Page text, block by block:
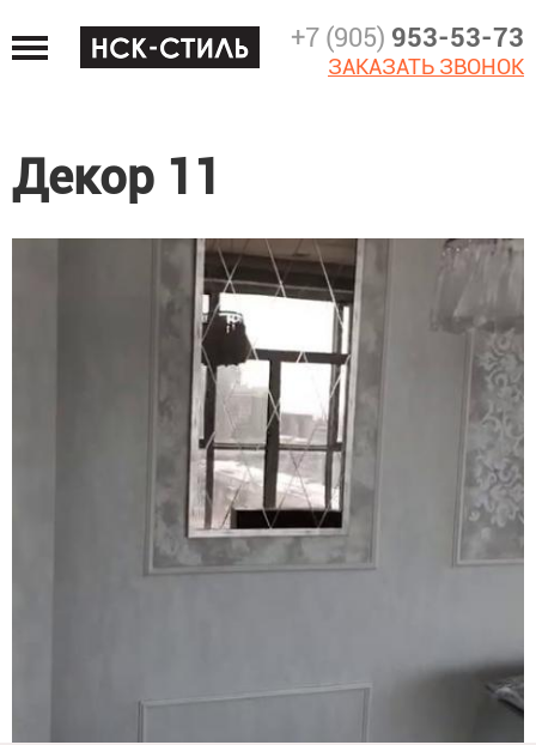
to
navigation
+7 (905) 953-53-73
ЗАКАЗАТЬ ЗВОНОК
Декор 11